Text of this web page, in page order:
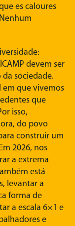
es caloures
devem ser
sociedade.
em que vivemos
que
isso,
do povo
construir um
2026, nos
a extrema
está
levantar a
forma de
a escala 6×1 e
e